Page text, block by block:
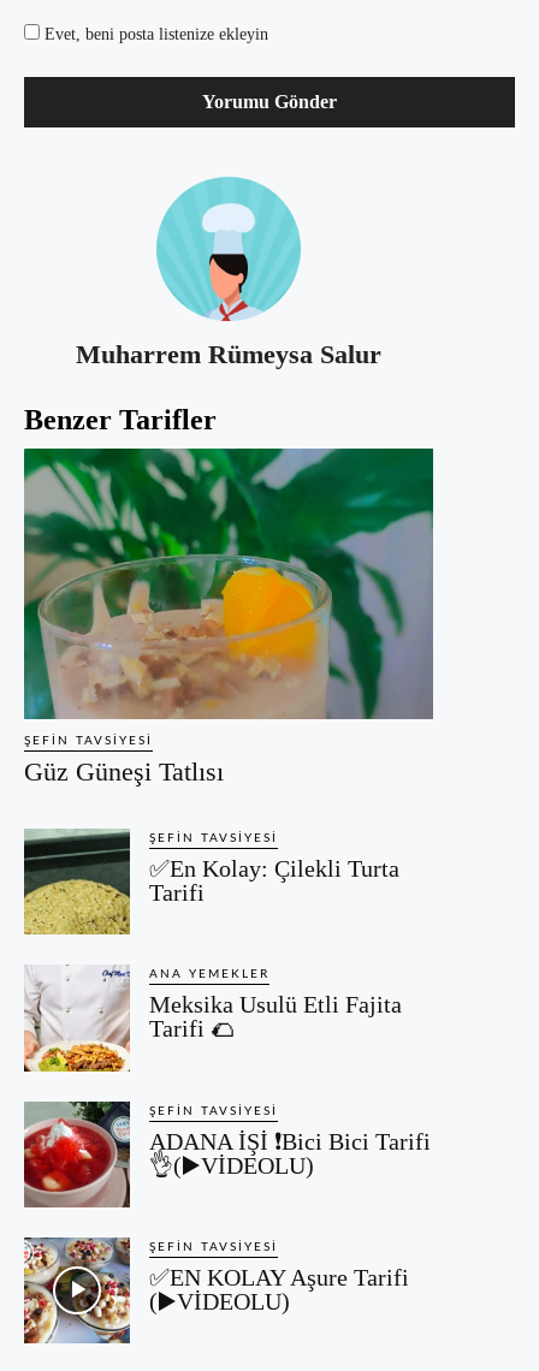
Evet, beni posta listenize ekleyin
Muharrem Rümeysa Salur
Benzer Tarifler
ŞEFIN TAVSIYESI
Güz Güneşi Tatlısı
ŞEFIN TAVSIYESI
✅En Kolay: Çilekli Turta
Tarifi
ANA YEMEKLER
Meksika Usulü Etli Fajita
Tarifi 🌮
ŞEFIN TAVSIYESI
ADANA İŞİ ❗Bici Bici Tarifi
👌(▶️VİDEOLU)
ŞEFIN TAVSIYESI
✅EN KOLAY Aşure Tarifi
(▶️VİDEOLU)